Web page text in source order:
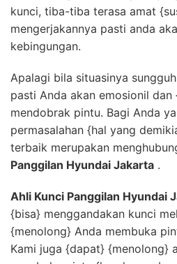
kunci, tiba-tiba terasa amat
mengerjakannya pasti anda
kebingungan.
Apalagi bila situasinya
pasti Anda akan emosionil
mendobrak pintu. Bagi Anda
permasalahan {hal yang
terbaik merupakan
Panggilan Hyundai Jakarta .
Ahli Kunci Panggilan Hyundai
{bisa} menggandakan kunci
{menolong} Anda membuka
Kami juga {dapat} {menolong}